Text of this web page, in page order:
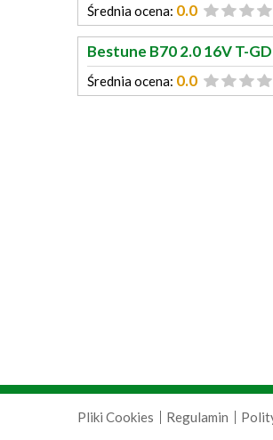
Średnia ocena: 0.0
Bestune B70 2.0 16V T-
Średnia ocena: 0.0
Pliki Cookies Regulamin